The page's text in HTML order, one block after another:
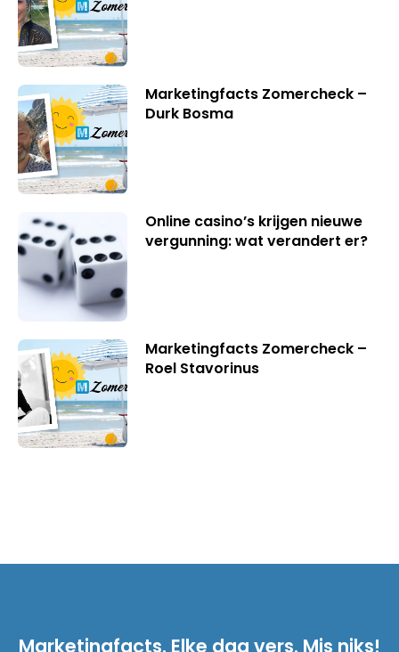
Marketingfacts Zomercheck –
Durk Bosma
Online casino’s krijgen nieuwe
vergunning: wat verandert er?
Marketingfacts Zomercheck –
Roel Stavorinus
Marketingfacts. Elke dag vers. Mis niks!